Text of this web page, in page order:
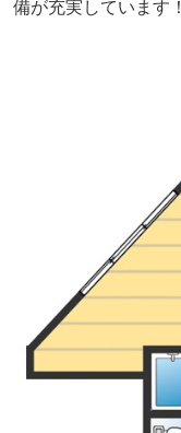
備が充実しています！